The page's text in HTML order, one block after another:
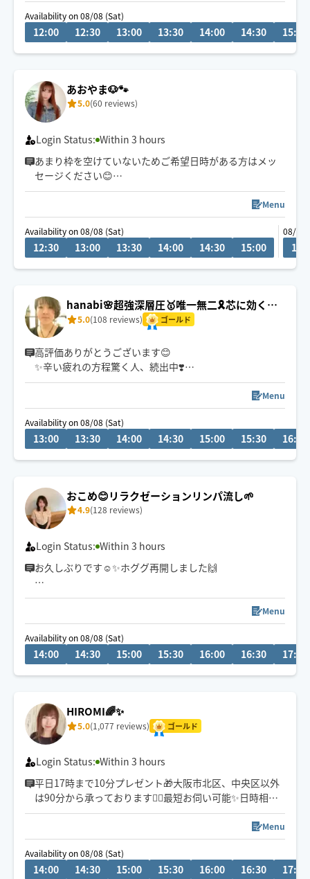
中央区から電車または自転車で向かいます
※駅から徒歩30分以上かかる場所や不衛生な場所での施
早朝のご予約のお客様は予約時にチャットでメッセージ
も頂けると安心して向かえます🥹💬
Availability on 08/08 (Sat)
12:00 12:30 13:00 13:30 14:00 14:30 15:00
あおやま🐶🐾
5.0(60 reviews)
Login Status: Within 3 hours
あまり枠を空けていないためご希望日時がある方はメッ
セージください😊
身体と心も癒せるよう温かい和やかな雰囲気で過ごせる
ように心がけてます☺️
あたたかい手でとろんとした眠りを誘うようなリラック
お喋りも定評？！お話好きなのでお話もできたら嬉しい
です🤩️🩵
Menu
Availability on 08/08 (Sat)
12:30 13:00 13:30 14:00 14:30 15:00
08/09
hanabi🌸超強深層圧🥇唯一無二🎗️芯に効く施
術で指名多数✨
5.0(108 reviews) ゴールド
高評価ありがとうございます😊
✨辛い疲れの方程驚く人、続出中❣️
お疲れのタイプ別に、筋肉の深部に潜む疲れの原因を捉
セラピスト歴20年🎀身体の悩みと向き合ってきたお客様
は1万人以上✨
『マッサージを受けても疲れが取れない…😓』って諦め
をぜひお試し下さい✨
Menu
Availability on 08/08 (Sat)
13:00 13:30 14:00 14:30 15:00 15:30 16:00
おこめ😊リラクゼーションリンパ流し🌱
4.9(128 reviews)
Login Status: Within 3 hours
お久しぶりです☺️✨ホググ再開しました🙌
自律神経整え＊不眠＊リンパ流し＊むくみ＊代謝アップ
ゆったりと全身巡らせて体と心を整えるトリートメント
が、よく眠れるようになったと好評です☺️✨お客様のお体
Menu
Availability on 08/08 (Sat)
14:00 14:30 15:00 15:30 16:00 16:30 17:00
HIROMI🌈✨
5.0(1,077 reviews) ゴールド
Login Status: Within 3 hours
平日17時まで10分プレゼント🎁大阪市北区、中央区以外
は90分から承っております🙇‍♀️最短お伺い可能✨日時相談
はチャットから相談ください💬
しっかりした圧でゆったりした流れでさせていただきま
す✨
Menu
Availability on 08/08 (Sat)
14:00 14:30 15:00 15:30 16:00 16:30 17:00